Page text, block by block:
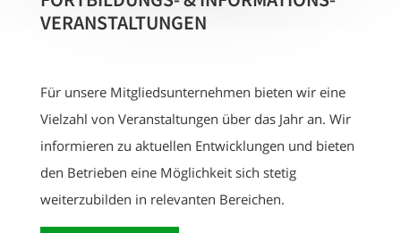
VERANSTALTUNGEN
Für unsere Mitgliedsunternehmen bieten wir eine
Vielzahl von Veranstaltungen über das Jahr an. Wir
informieren zu aktuellen Entwicklungen und bieten
den Betrieben eine Möglichkeit sich stetig
weiterzubilden in relevanten Bereichen.